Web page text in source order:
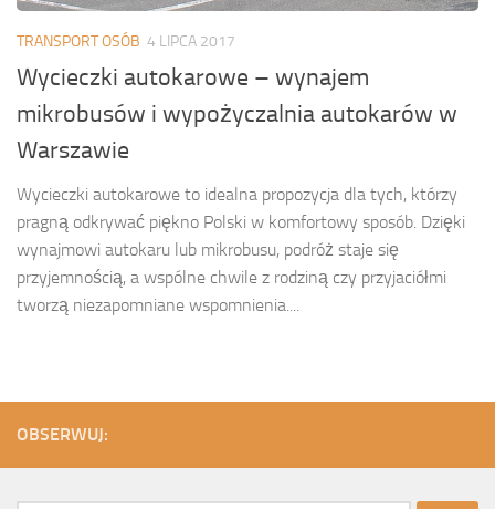
TRANSPORT OSÓB 4 LIPCA 2017
Wycieczki autokarowe – wynajem
mikrobusów i wypożyczalnia autokarów w
Warszawie
Wycieczki autokarowe to idealna propozycja dla tych, którzy
pragną odkrywać piękno Polski w komfortowy sposób. Dzięki
wynajmowi autokaru lub mikrobusu, podróż staje się
przyjemnością, a wspólne chwile z rodziną czy przyjaciółmi
tworzą niezapomniane wspomnienia....
OBSERWUJ: